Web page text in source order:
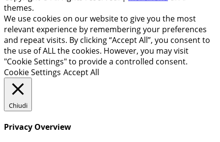
themes.
We use cookies on our website to give you the most
relevant experience by remembering your preferences
and repeat visits. By clicking “Accept All”, you consent to
the use of ALL the cookies. However, you may visit
"Cookie Settings" to provide a controlled consent.
Cookie Settings Accept All
Chiudi
Privacy Overview